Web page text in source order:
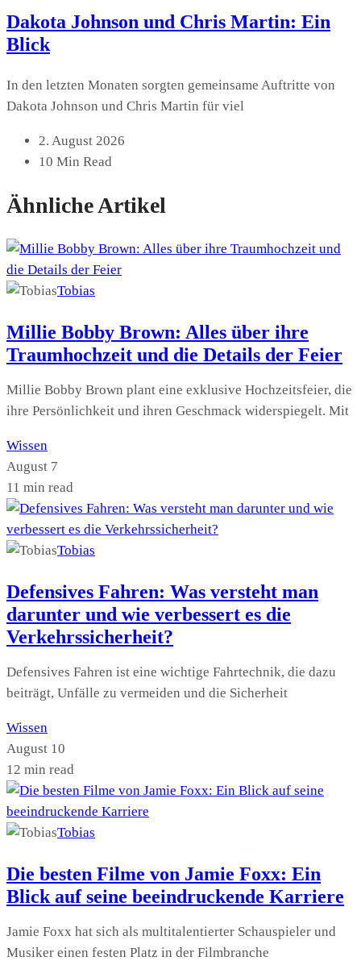
Dakota Johnson und Chris Martin: Ein
Blick
In den letzten Monaten sorgten gemeinsame Auftritte von
Dakota Johnson und Chris Martin für viel
2. August 2026
10 Min Read
Ähnliche Artikel
Tobias
Millie Bobby Brown: Alles über ihre
Traumhochzeit und die Details der Feier
Millie Bobby Brown plant eine exklusive Hochzeitsfeier, die
ihre Persönlichkeit und ihren Geschmack widerspiegelt. Mit
Wissen
August 7
11 min read
Tobias
Defensives Fahren: Was versteht man
darunter und wie verbessert es die
Verkehrssicherheit?
Defensives Fahren ist eine wichtige Fahrtechnik, die dazu
beiträgt, Unfälle zu vermeiden und die Sicherheit
Wissen
August 10
12 min read
Tobias
Die besten Filme von Jamie Foxx: Ein
Blick auf seine beeindruckende Karriere
Jamie Foxx hat sich als multitalentierter Schauspieler und
Musiker einen festen Platz in der Filmbranche